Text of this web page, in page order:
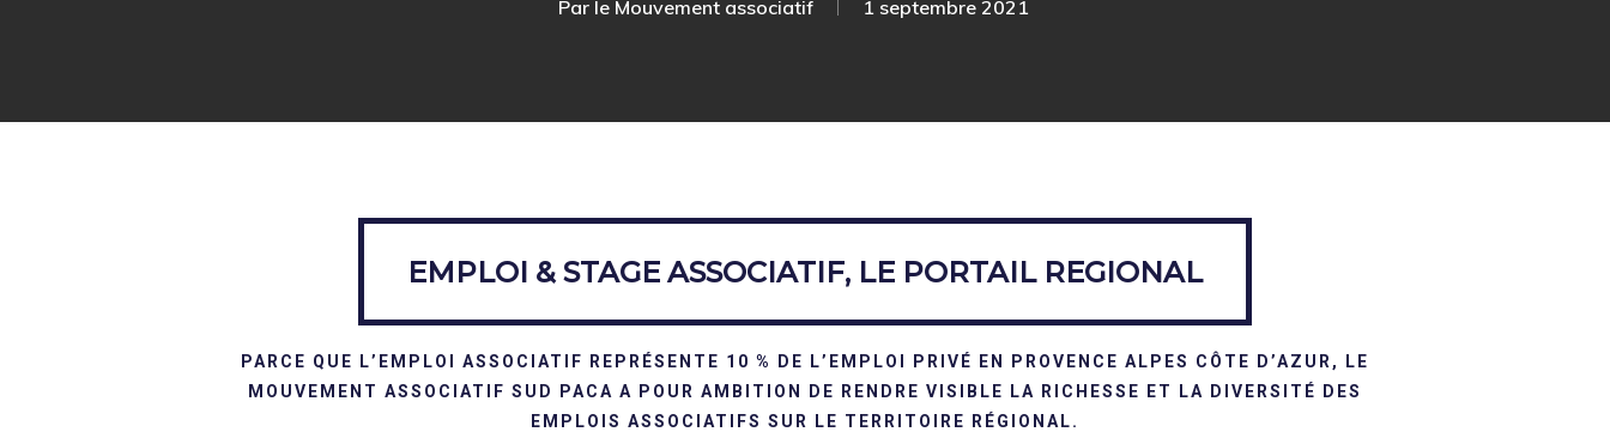
Par le Mouvement associatif 1 septembre 2021
EMPLOI & STAGE ASSOCIATIF, LE PORTAIL REGIONAL
EMPLOI & STAGE ASSOCIATIF, LE PORTAIL REGIONAL
PARCE QUE L’EMPLOI ASSOCIATIF REPRÉSENTE 10 % DE L’EMPLOI PRIVÉ EN PROVENCE ALPES CÔTE D’AZUR, LE
MOUVEMENT ASSOCIATIF SUD PACA A POUR AMBITION DE RENDRE VISIBLE LA RICHESSE ET LA DIVERSITÉ DES
EMPLOIS ASSOCIATIFS SUR LE TERRITOIRE RÉGIONAL.